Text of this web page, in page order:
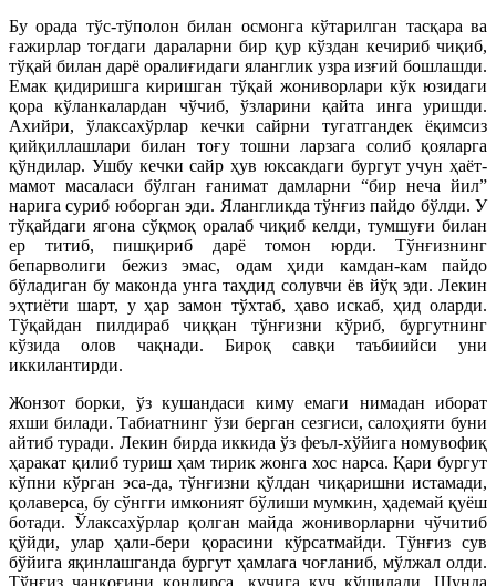
Бу орада тўс-тўполон билан осмонга кўтарилган тасқара ва
ғажирлар тоғдаги дараларни бир қур кўздан кечириб чиқиб,
тўқай билан дарё оралиғидаги яланглик узра изғий бошлашди.
Емак қидиришга киришган тўқай жониворлари кўк юзидаги
қора кўланкалардан чўчиб, ўзларини қайта инга уришди.
Ахийри, ўлаксахўрлар кечки сайрни тугатгандек ёқимсиз
қийқиллашлари билан тоғу тошни ларзага солиб қояларга
қўндилар. Ушбу кечки сайр ҳув юксакдаги бургут учун ҳаёт-
мамот масаласи бўлган ғанимат дамларни “бир неча йил”
нарига суриб юборган эди. Ялангликда тўнғиз пайдо бўлди. У
тўқайдаги ягона сўқмоқ оралаб чиқиб келди, тумшуғи билан
ер титиб, пишқириб дарё томон юрди. Тўнғизнинг
бепарволиги бежиз эмас, одам ҳиди камдан-кам пайдо
бўладиган бу маконда унга таҳдид солувчи ёв йўқ эди. Лекин
эҳтиёти шарт, у ҳар замон тўхтаб, ҳаво искаб, ҳид оларди.
Тўқайдан пилдираб чиққан тўнғизни кўриб, бургутнинг
кўзида олов чақнади. Бироқ савқи таъбиийси уни
иккилантирди.
Жонзот борки, ўз кушандаси киму емаги нимадан иборат
яхши билади. Табиатнинг ўзи берган сезгиси, салоҳияти буни
айтиб туради. Лекин бирда иккида ўз феъл-хўйига номувофиқ
ҳаракат қилиб туриш ҳам тирик жонга хос нарса. Қари бургут
кўпни кўрган эса-да, тўнғизни қўлдан чиқаришни истамади,
қолаверса, бу сўнгги имконият бўлиши мумкин, ҳадемай қуёш
ботади. Ўлаксахўрлар қолган майда жониворларни чўчитиб
қўйди, улар ҳали-бери қорасини кўрсатмайди. Тўнғиз сув
бўйига яқинлашганда бургут ҳамлага чоғланиб, мўлжал олди.
Тўнғиз чанқоғини қондирса, кучига куч қўшилади. Шунда